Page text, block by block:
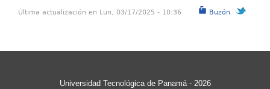
Buzón
Última actualización en Lun, 03/17/2025 - 10:36
Universidad Tecnológica de Panamá - 2026